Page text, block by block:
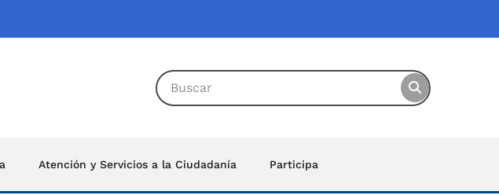
Atención y Servicios a la Ciudadanía Participa